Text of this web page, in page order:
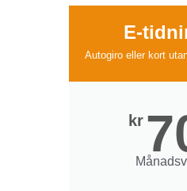
E-
Autogiro eller kort
kr